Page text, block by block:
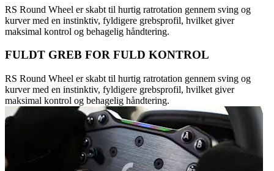
RS Round Wheel er skabt til hurtig ratrotation gennem sving og
kurver med en instinktiv, fyldigere grebsprofil, hvilket giver
maksimal kontrol og behagelig håndtering.
FULDT GREB FOR FULD KONTROL
RS Round Wheel er skabt til hurtig ratrotation gennem sving og
kurver med en instinktiv, fyldigere grebsprofil, hvilket giver
maksimal kontrol og behagelig håndtering.